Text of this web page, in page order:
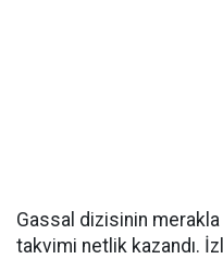
Gassal dizisinin
takvimi netlik kazandı.